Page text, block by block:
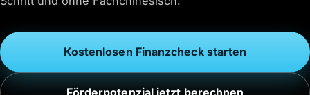
Kostenlosen Finanzcheck starten
Förderpotenzial jetzt berechnen